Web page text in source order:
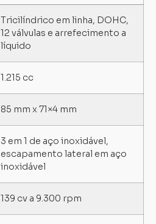
Tricilíndrico em linha, DOHC,
12 válvulas e arrefecimento a
líquido
1.215 cc
85 mm x 71×4 mm
3 em 1 de aço inoxidável,
escapamento lateral em aço
inoxidável
139 cv a 9.300 rpm